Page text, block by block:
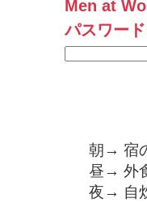
Men at
パスワー
朝→ 宿
昼→ 外
夜→ 自